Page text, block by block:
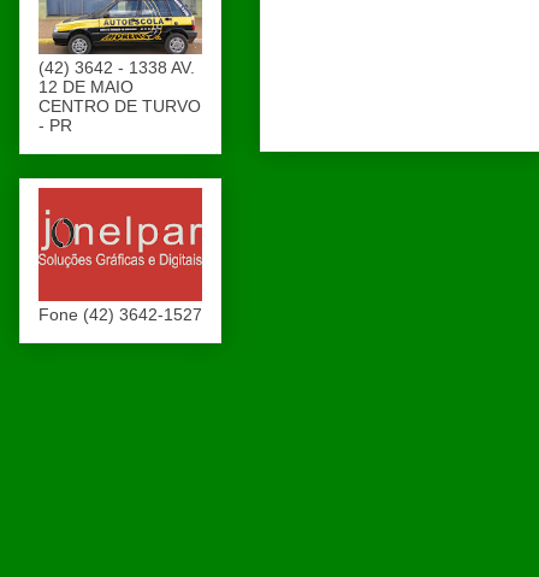
(42) 3642 - 1338 AV.
12 DE MAIO
CENTRO DE TURVO
- PR
Fone (42) 3642-1527